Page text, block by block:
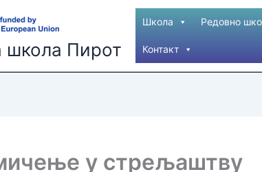
школа Пирот
Школа Редовно
Контакт
у стрељаштву